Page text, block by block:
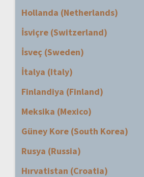
Hollanda (Netherlands)
İsviçre (Switzerland)
İsveç (Sweden)
İtalya (Italy)
Finlandiya (Finland)
Meksika (Mexico)
Güney Kore (South Korea)
Rusya (Russia)
Hırvatistan (Croatia)